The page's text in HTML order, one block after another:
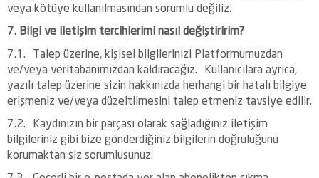
veya kötüye kullanılmasından sorumlu değiliz.
7. Bilgi ve iletişim tercihlerimi nasıl değiştiririm?
7.1. Talep üzerine, kişisel bilgilerinizi Platformumuzdan
ve/veya veritabanımızdan kaldıracağız. Kullanıcılara ayrıca,
yazılı talep üzerine sizin hakkınızda herhangi bir hatalı bilgiye
erişmeniz ve/veya düzeltilmesini talep etmeniz tavsiye edilir.
7.2. Kaydınızın bir parçası olarak sağladığınız iletişim
bilgileriniz gibi bize gönderdiğiniz bilgilerin doğruluğunu
korumaktan siz sorumlusunuz.